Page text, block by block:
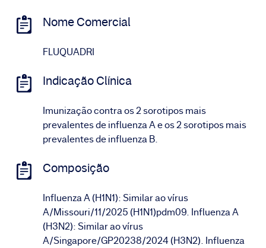
Nome Comercial
FLUQUADRI
Indicação Clínica
Imunização contra os 2 sorotipos mais
prevalentes de influenza A e os 2 sorotipos mais
prevalentes de influenza B.
Composição
Influenza A (H1N1): Similar ao vírus
A/Missouri/11/2025 (H1N1)pdm09. Influenza A
(H3N2): Similar ao vírus
A/Singapore/GP20238/2024 (H3N2). Influenza